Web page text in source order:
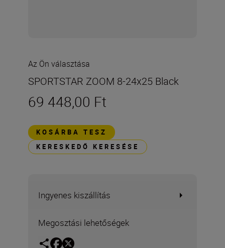
Az Ön választása
SPORTSTAR ZOOM 8-24x25 Black
69 448,00 Ft
KOSÁRBA TESZ
KERESKEDŐ KERESÉSE
Ingyenes kiszállítás
Megosztási lehetőségek